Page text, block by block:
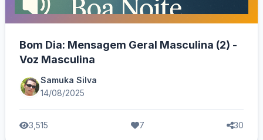
Bom Dia: Mensagem Geral Masculina (2) -
Voz Masculina
Samuka Silva
14/08/2025
3,515 7 30